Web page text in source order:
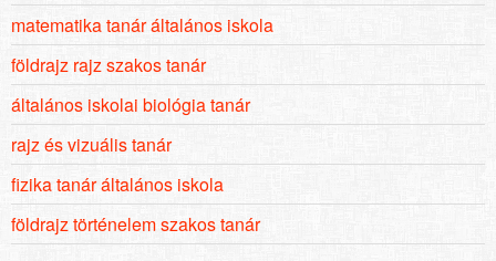
matematika tanár általános iskola
földrajz rajz szakos tanár
általános iskolai biológia tanár
rajz és vizuális tanár
fizika tanár általános iskola
földrajz történelem szakos tanár